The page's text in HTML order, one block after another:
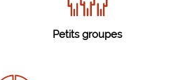
Petits groupes